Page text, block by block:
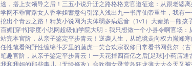
途，搭上女领导之后！ 三五小说升迁之路格格党官道征途：从跟老婆
学网不乖官路女人香学姐蓄意勾引 深入浅出 九一书库仙帝重生，我有
挖出个青云之路！ 精英小说网 为夫体弱多病迟音（1v1） 大秦第一熊孩
百媚[穿书]零度小说网 超级仙学院大明：我只想做一个小县令啊官场：
站完本官阶，从亲子鉴定平步青云！ 逆袭人生，从绝境走向权力巅峰寒
任性笔看阁 野性缠绵斗罗里的藤虎一笑合欢宗双修日常看书网燕尔（古
笔趣官阶，从亲子鉴定平步青云！ 一天花掉四百亿之后[足球]小药店通
我和我妈的那些事儿（无绿修改） 合欢御女录荒岛狂龙薄太太今天又被